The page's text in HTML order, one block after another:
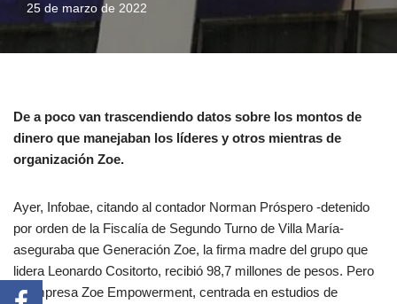
25 de marzo de 2022
De a poco van trascendiendo datos sobre los montos de
dinero que manejaban los líderes y otros mientras de
organización Zoe.
Ayer, Infobae, citando al contador Norman Próspero -detenido
por orden de la Fiscalía de Segundo Turno de Villa María-
aseguraba que Generación Zoe, la firma madre del grupo que
lidera Leonardo Cositorto, recibió 98,7 millones de pesos. Pero
la empresa Zoe Empowerment, centrada en estudios de